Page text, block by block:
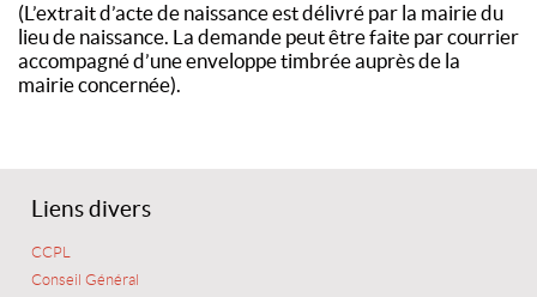
(L’extrait d’acte de naissance est délivré par la mairie du
lieu de naissance. La demande peut être faite par courrier
accompagné d’une enveloppe timbrée auprès de la
mairie concernée).
Liens divers
CCPL
Conseil Général